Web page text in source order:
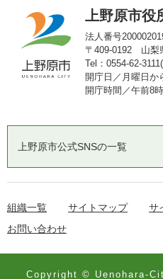
上野原市役
法人番号
〒409-0192 山梨
Tel：0554-62-
開庁日／月曜日か
開庁時間／午前8
上野原市公式SNSの一覧
組織一覧 サイトマップ サ
お問い合わせ
Copyright © Uenohara-